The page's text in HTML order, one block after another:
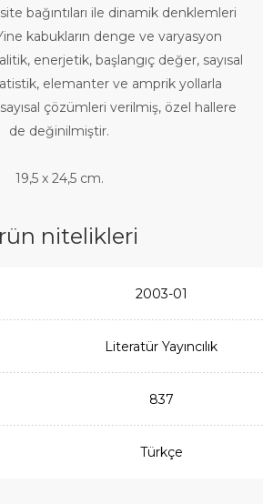
bağıntıları ile dinamik denklemleri
kabukların denge ve varyasyon
enerjetik, başlangıç değer, sayısal
elemanter ve amprik yollarla
çözümleri verilmiş, özel hallere
de değinilmiştir.
19,5 x 24,5 cm.
nitelikleri
2003-01
Literatür Yayıncılık
837
Türkçe